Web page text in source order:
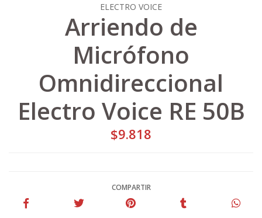
ELECTRO VOICE
Arriendo de
Micrófono
Omnidireccional
Electro Voice RE 50B
$9.818
COMPARTIR